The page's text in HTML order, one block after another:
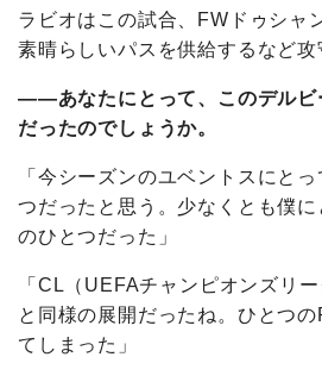
ラビオはこの試合、FWドゥシャ
素晴らしいパスを供給するなど攻
――あなたにとって、このデルビ
だったのでしょうか。
「今シーズンのユベントスにと
つだったと思う。少なくとも僕
のひとつだった」
「CL（UEFAチャンピオンズリ
と同様の展開だったね。ひとつ
てしまった」